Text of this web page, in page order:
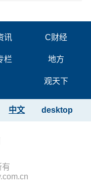
讯 C财经
栏 地方
观天下
desktop
中文
有